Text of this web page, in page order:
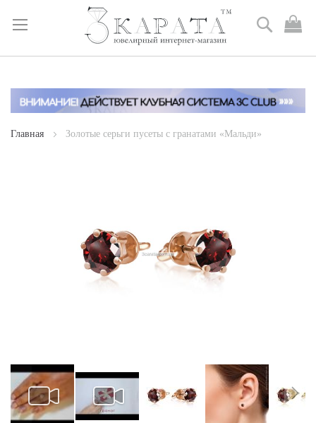
Skip
Content
Поиск
Главная Золотые серьги пусеты с гранатами «Мальди»